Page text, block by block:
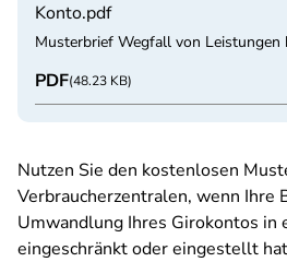
Konto.pdf
Musterbrief Wegfall von Leistungen
PDF(48.23 KB)
Nutzen Sie den kostenlosen
Verbraucherzentralen, wenn Ihre
Umwandlung Ihres Girokontos in
eingeschränkt oder eingestellt